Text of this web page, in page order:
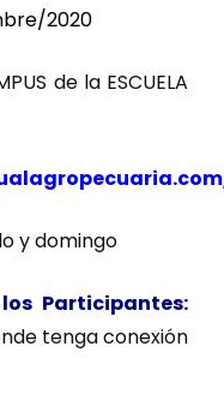
2020
de la ESCUELA
y domingo
Participantes:
tenga conexión